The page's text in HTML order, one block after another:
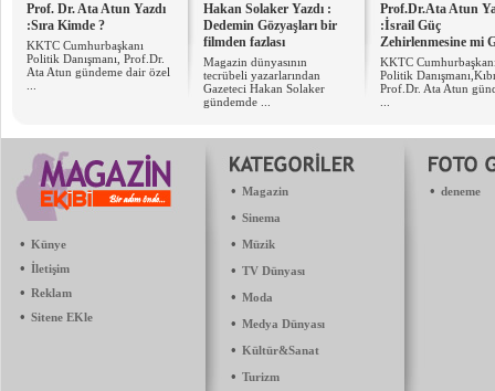
Prof. Dr. Ata Atun Yazdı
:Sıra Kimde ?
KKTC Cumhurbaşkanı
Politik Danışmanı, Prof.Dr.
Ata Atun gündeme dair özel
Hakan Solaker Yazdı :
Dedemin Gözyaşları bir
filmden fazlası
Magazin dünyasının
tecrübeli yazarlarından
Gazeteci Hakan Solaker
gündemde ...
Prof.Dr.Ata Atun
:İsrail Güç
Zehirlenmesine mi
KKTC
Politik
Prof.Dr. Ata Atun
• Künye
• İletişim
• Reklam
• Sitene EKle
• Magazin
• Sinema
• Müzik
• TV Dünyası
• Moda
• Medya Dünyası
• Kültür&Sanat
• Turizm
• deneme